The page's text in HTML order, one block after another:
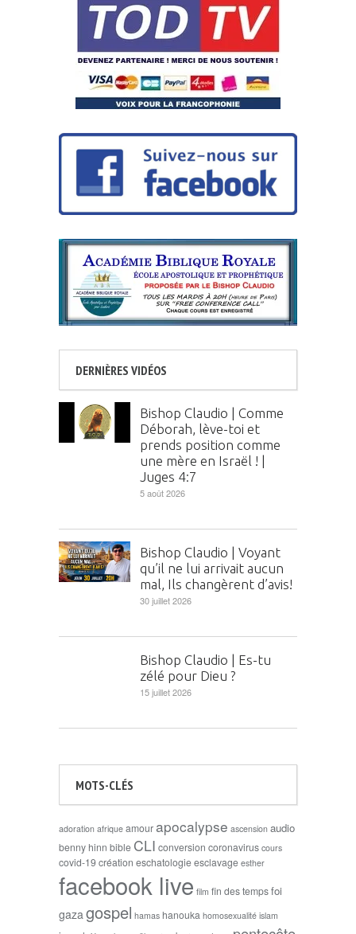
DERNIÈRES VIDÉOS
Bishop Claudio | Comme
Déborah, lève-toi et
prends position comme
une mère en Israël ! |
Juges 4:7
5 août 2026
Bishop Claudio | Voyant
qu’il ne lui arrivait aucun
mal, Ils changèrent d’avis!
30 juillet 2026
Bishop Claudio | Es-tu
zélé pour Dieu ?
15 juillet 2026
MOTS-CLÉS
adoration afrique amourapocalypse ascension audio
benny hinn bible CLI conversion coronavirus cours
covid-19création eschatologieesclavage esther
facebook live film fin des tempsfoi
gazagospel hamas hanouka homosexualité islam